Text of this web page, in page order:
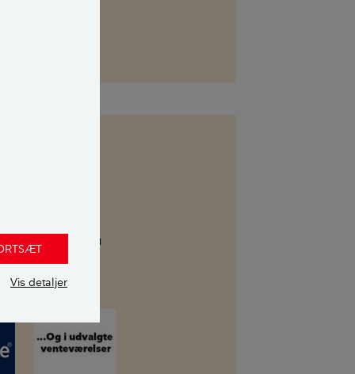
Vis detaljer
gratis hente
Hvis du
af magasinet.